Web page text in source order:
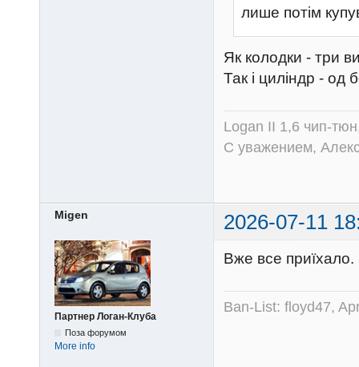
лише потім
Як колодки - три
Так і циліндр - од
Logan II 1,6 чип-
С уважением,
Migen 2026-07-11
Партнер Логан-Клуба
Поза форумом
More info
Вже все
Ban-List: floyd47,